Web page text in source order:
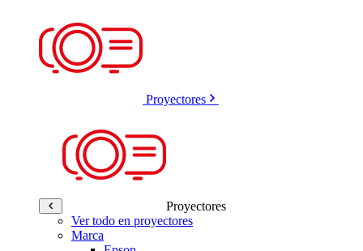
Proyectores
Proyectores
Ver todo en proyectores
Marca